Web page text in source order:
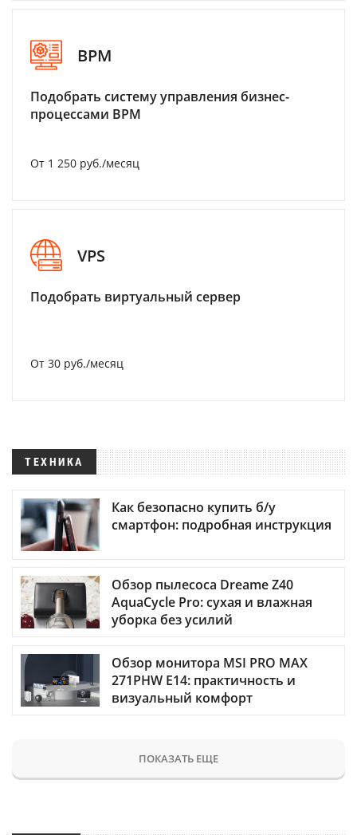
BPM
Подобрать систему управления бизнес-
процессами BPM
От 1 250 руб./месяц
VPS
Подобрать виртуальный сервер
От 30 руб./месяц
ТЕХНИКА
Как безопасно купить б/у
смартфон: подробная инструкция
Обзор пылесоса Dreame Z40
AquaCycle Pro: сухая и влажная
уборка без усилий
Обзор монитора MSI PRO MAX
271PHW E14: практичность и
визуальный комфорт
ПОКАЗАТЬ ЕЩЕ